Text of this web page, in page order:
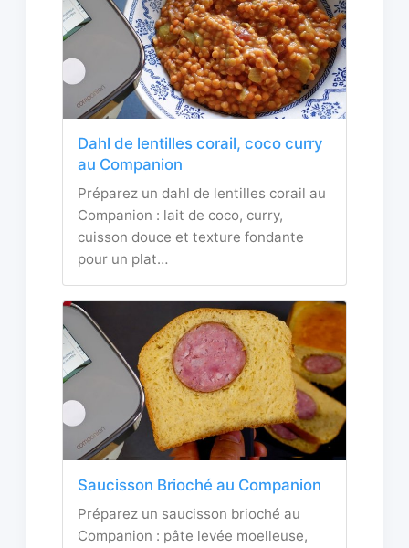
Dahl de lentilles corail, coco curry
au Companion
Préparez un dahl de lentilles corail au
Companion : lait de coco, curry,
cuisson douce et texture fondante
pour un plat…
Saucisson Brioché au Companion
Préparez un saucisson brioché au
Companion : pâte levée moelleuse,